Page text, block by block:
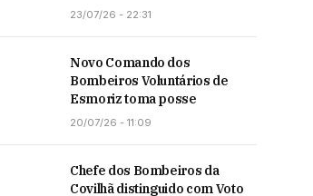
23/07/26 - 22:31
Novo Comando dos
Bombeiros Voluntários de
Esmoriz toma posse
20/07/26 - 11:09
Chefe dos Bombeiros da
Covilhã distinguido com Voto